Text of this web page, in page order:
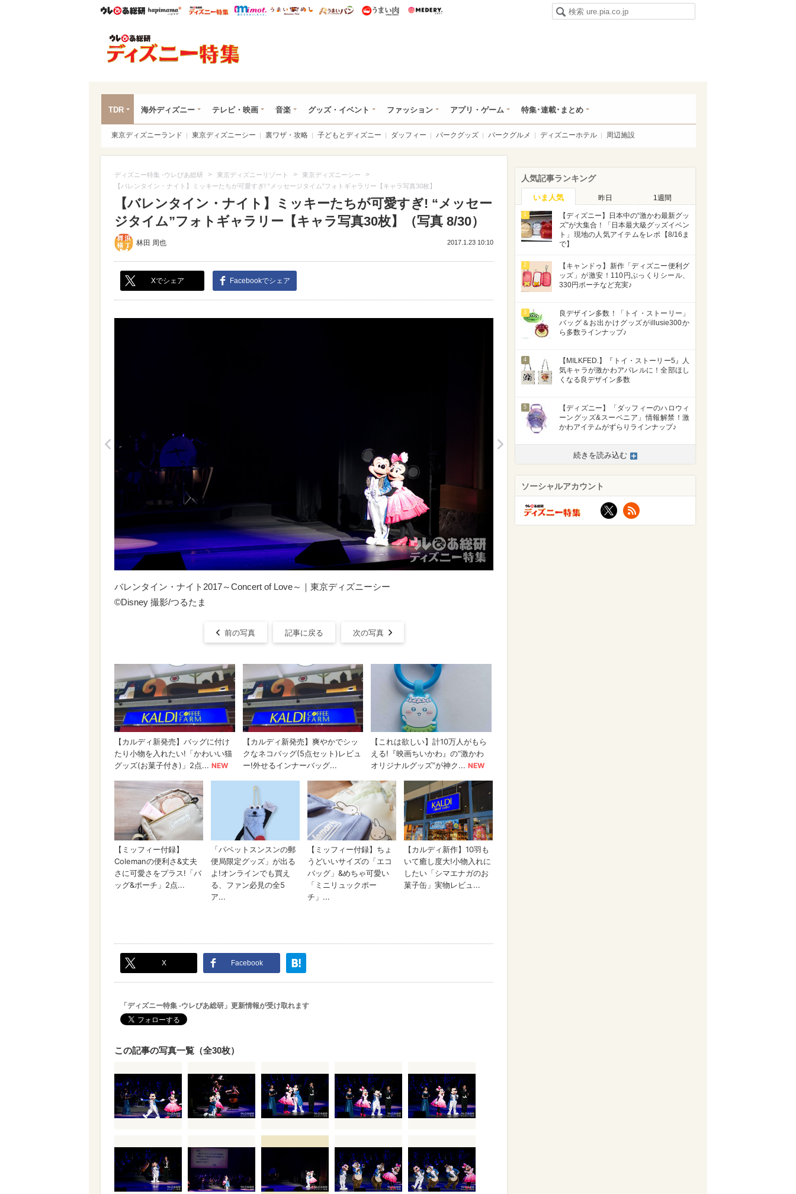
ウレぴあ総研ハピママ* ウレぴあ総研 ディズニー特集
mimot. うまいめし うまいパン うまい肉
TDR 海外ディズニー テレビ・映画 音楽 グッズ・イベント ファッション アプリ・ゲーム 特集･連載･まとめ
東京ディズニーランド 東京ディズニーシー 裏ワザ・攻略 子どもとディズニー ダッフィー パークグッズ パークグルメ ディズニーホテル 周辺施設
ディズニー特集 -ウレぴあ総研 > 東京ディズニーリゾート > 東京ディズニーシー >
【バレンタイン・ナイト】ミッキーたちが可愛すぎ! “メッセージタイム”フォトギャラリー【キャラ写真30枚】
【バレンタイン・ナイト】ミッキーたちが可愛すぎ! “メッセー
ジタイム”フォトギャラリー【キャラ写真30枚】（写真 8/30）
林田 周也 2017.1.23 10:10
Xでシェア Facebookでシェア
>
バレンタイン・ナイト2017～Concert of Love～｜東京ディズニーシー
©Disney 撮影/つるたま
前の写真 記事に戻る 次の写真
X Facebook
「ディズニー特集 -ウレぴあ総研」更新情報が受け取れます
この記事の写真一覧（全30枚）
人気記事ランキング
いま人気 昨日 1週間
1
【ディズニー】日本中の“激かわ最新グッ
ズ”が大集合！「日本最大級グッズイベン
ト」現地の人気アイテムをレポ【8/16ま
で】
2
【キャンドゥ】新作「ディズニー便利グ
ッズ」が激安！110円ぷっくりシール、
330円ポーチなど充実♪
3
良デザイン多数！「トイ・ストーリー」
バッグ＆お出かけグッズがillusie300か
ら多数ラインナップ♪
4
【MILKFED.】『トイ・ストーリー5』人
気キャラが激かわアパレルに！全部ほし
くなる良デザイン多数
5
【ディズニー】「ダッフィーのハロウィ
ーングッズ&スーベニア」情報解禁！激
かわアイテムがずらりラインナップ♪
続きを読み込む
ソーシャルアカウント
X